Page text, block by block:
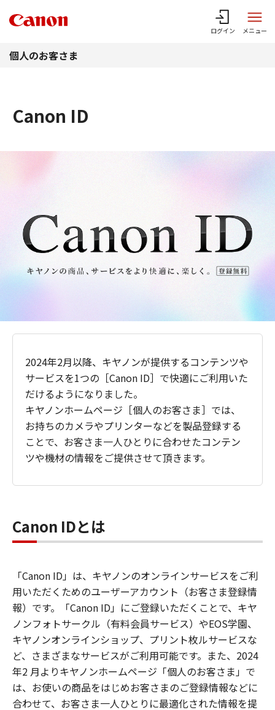
ログイン メニュー
個人のお客さま
Canon ID
2024年2月以降、キヤノンが提供するコンテンツや
サービスを1つの［Canon ID］で快適にご利用いた
だけるようになりました。
キヤノンホームページ［個人のお客さま］では、
お持ちのカメラやプリンターなどを製品登録する
ことで、お客さま一人ひとりに合わせたコンテン
ツや機材の情報をご提供させて頂きます。
Canon IDとは
「Canon ID」は、キヤノンのオンラインサービスをご利
用いただくためのユーザーアカウント（お客さま登録情
報）です。「Canon ID」にご登録いただくことで、キヤ
ノンフォトサークル（有料会員サービス）やEOS学園、
キヤノンオンラインショップ、プリント枚ルサービスな
ど、さまざまなサービスがご利用可能です。また、2024
年2 月よりキヤノンホームページ「個人のお客さま」で
は、お使いの商品をはじめお客さまのご登録情報などに
合わせて、お客さま一人ひとりに最適化された情報を提